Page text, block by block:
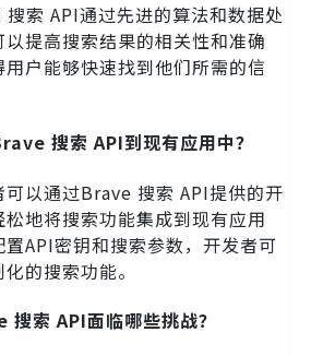
索 API通过先进的算法和数据处
提高搜索结果的相关性和准确
户能够快速找到他们所需的信
搜索 API到现有应用中？
可以通过Brave 搜索 API提供的开
地将搜索功能集成到现有应用
置API密钥和搜索参数，开发者可
的搜索功能。
索 API面临哪些挑战？